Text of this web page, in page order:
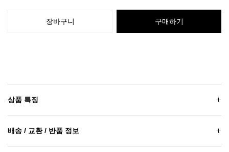
장바구니 구매하기
상품 특징
배송 / 교환 / 반품 정보